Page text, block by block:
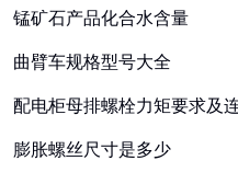
锰矿石产品化合水含量
曲臂车规格型号大全
配电柜母排螺栓力矩要求及
膨胀螺丝尺寸是多少